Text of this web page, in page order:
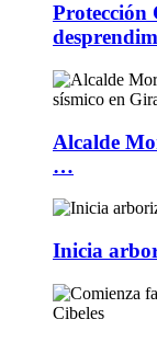
Protección
Alcalde
…
Inicia